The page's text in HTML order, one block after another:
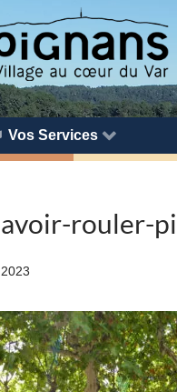
Vos Services
rouler-